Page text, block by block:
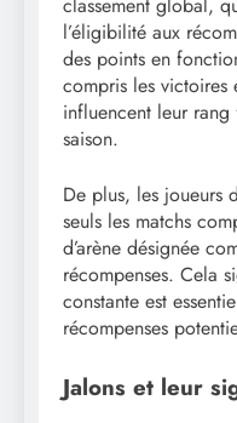
l’éligibilité aux
des points en
compris les victoires
influencent leur
saison.
De plus, les joueurs
seuls les matchs
d’arène désignée
récompenses. Cela
constante est
récompenses
Jalons et leur